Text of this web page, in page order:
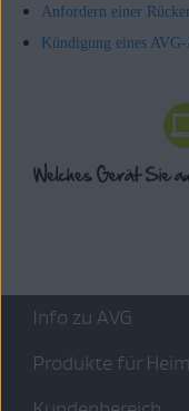
Anfordern einer
Kündigung eines
Info zu AVG
Produkte für